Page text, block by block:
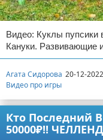
Видео: Куклы пупсики
Кануки. Развивающие
Агата Сидорова 20-12-
Видео про игры
Кто Последний
50000₽!!